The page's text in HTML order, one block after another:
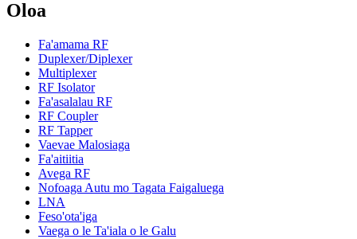
Oloa
Fa'amama RF
Duplexer/Diplexer
Multiplexer
RF Isolator
Fa'asalalau RF
RF Coupler
RF Tapper
Vaevae Malosiaga
Fa'aitiitia
Avega RF
Nofoaga Autu mo Tagata Faigaluega
LNA
Feso'ota'iga
Vaega o le Ta'iala o le Galu